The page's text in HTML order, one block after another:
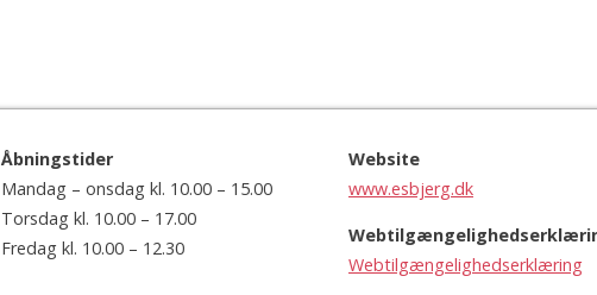
Åbningstider
Mandag – onsdag kl. 10.00 – 15.00
Torsdag kl. 10.00 – 17.00
Fredag kl. 10.00 – 12.30
Website
www.esbjerg.dk
Webtilgængelighedserklæring